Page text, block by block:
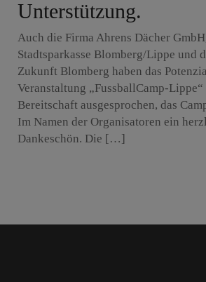
Unterstützung.
Auch die Firma Ahrens Dächer
Stadtsparkasse Blomberg/Lippe und
Zukunft Blomberg haben das
Veranstaltung „FussballCamp-
Bereitschaft ausgesprochen, das
Im Namen der Organisatoren ein
Dankeschön. Die […]